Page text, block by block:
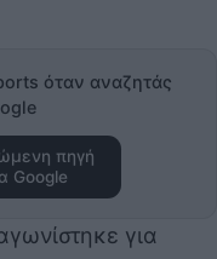
όταν αναζητάς
πηγή
Google
για